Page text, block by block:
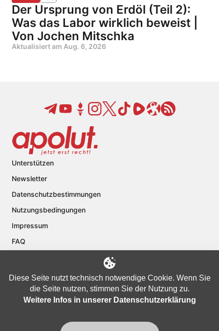
Der Ursprung von Erdöl (Teil 2):
Was das Labor wirklich beweist |
Von Jochen Mitschka
Aktualisiert am Aug. 6, 2026
Unterstützen
Newsletter
Datenschutzbestimmungen
Nutzungsbedingungen
Impressum
FAQ
Copyright © 2024 apolut | Jetzt erst recht!. Published apolut Creatives
Diese Seite nutzt technisch notwendige Cookie. Wenn Sie
die Seite nutzen, stimmen Sie der Nutzung zu.
Weitere Infos in unserer Datenschutzerklärung